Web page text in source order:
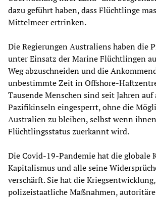
dazu geführt haben, dass Flüchtlinge
Mittelmeer ertrinken.
Die Regierungen Australiens haben die
unter Einsatz der Marine Flüchtlingen
Weg abzuschneiden und die
unbestimmte Zeit in Offshore-
Tausende Menschen sind seit Jahren auf
Pazifikinseln eingesperrt, ohne die
Australien zu bleiben, selbst wenn
Flüchtlingsstatus zuerkannt wird.
Die Covid-19-Pandemie hat die globale
Kapitalismus und alle seine
verschärft. Sie hat die
polizeistaatliche Maßnahmen,